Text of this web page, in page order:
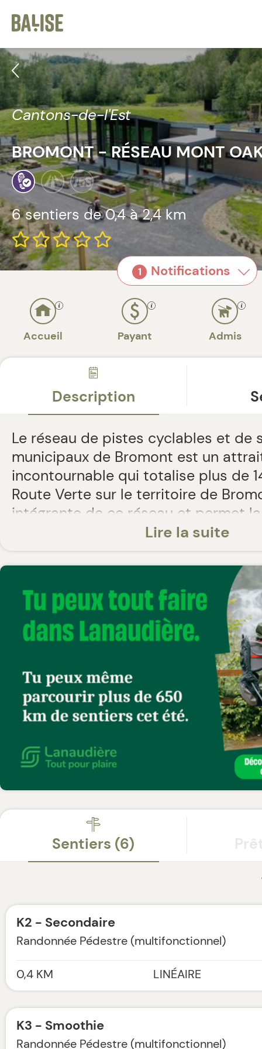
BROMONT - RÉSEAU DE LA MONTAGNE
Cantons-de-l'Est
BROMONT - RÉSEAU MONT
6 sentiers de0,4 à 2,4 km
1 Notifications
Accueil Payant Admis
Description
Le réseau de pistes cyclables et de
municipaux de Bromont est un
incontournable qui totalise plus de
Route Verte sur le territoire de
intégrante de ce réseau et permet
Route Verte no. 4 ainsi qu'à la Route
cyclable.
Le réseau du mont Oak quant à lui,
ses sentiers de vélo enduro
la petite famille au cycliste
leur activité sur un total de 17 km.
pédestre et équestre est
ce réseau.
Lire la suite
Sentiers (6)
K2 - Secondaire
Randonnée Pédestre (multifonctionnel)
0,4 KM LINÉAIRE
K3 - Smoothie
Randonnée Pédestre (multifonctionnel)